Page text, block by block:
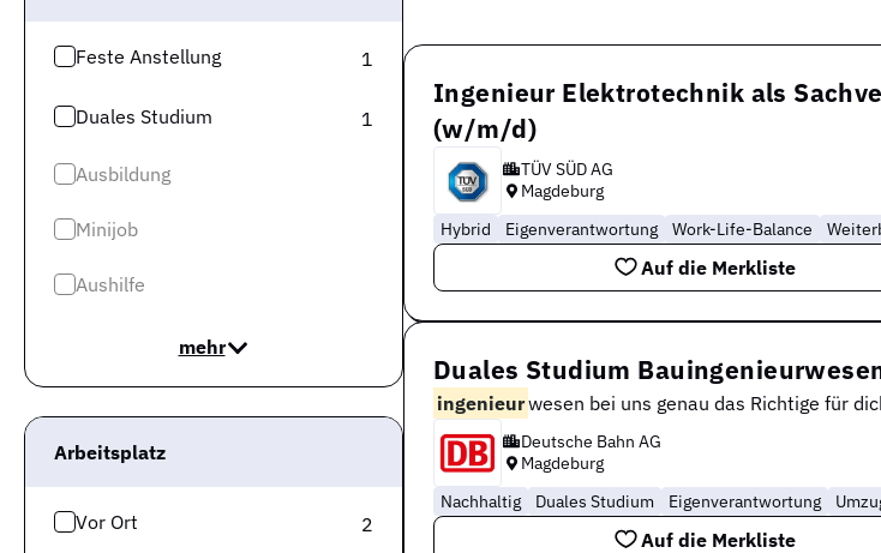
Feste Anstellung 1
Duales Studium 1
Ausbildung
Minijob
Aushilfe
mehr
Arbeitsplatz
Vor Ort 2
Ingenieur Elektrotechnik als
(w/m/d)
TÜV SÜD AG
Magdeburg
Hybrid
Eigenverantwortung Work-Life-Balance
Auf die Merkliste
Duales Studium
ingenieurwesen bei uns genau das Richtige für
Deutsche Bahn AG
Magdeburg
Nachhaltig
Duales Studium Eigenverantwortung
Auf die Merkliste